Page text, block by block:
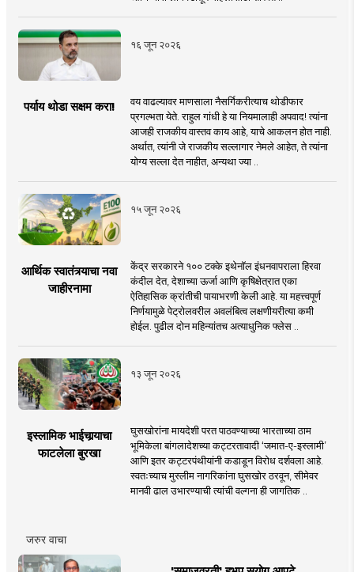
१६ जून २०२६
पर्याय थोडा सक्षम करा!
वय वाढल्यावर माणसाला नैसर्गिकरीत्याच थोडीफार
प्रगल्भता येते. राहुल गांधी हे या नियमालाही अपवाद! त्यांना
आजही राजकीय वास्तव काय आहे, याचे आकलन होत नाही.
अर्थात, त्यांनी जे राजकीय सल्लागार नेमले आहेत, ते त्यांना
योग्य सल्ला देत नाहीत, अन्यथा ज्या ..
१५ जून २०२६
आर्थिक स्वातंत्र्याचा नवा
जाहीरनामा
केंद्र सरकारने १०० टक्के इथेनॉल इंधनवापराला हिरवा
कंदील देत, देशाच्या ऊर्जा आणि कृषिक्षेत्रात एका
ऐतिहासिक क्रांतीची पायाभरणी केली आहे. या महत्त्वपूर्ण
निर्णयामुळे पेट्रोलवरील अवलंबित्व लक्षणीयरीत्या कमी
होईल. पुढील दोन महिन्यांतच अत्याधुनिक फ्लेस ..
१३ जून २०२६
इस्लामिक भाईचार्‍याचा
फाटलेला बुरखा
घुसखोरांना मायदेशी परत पाठवण्याच्या भारताच्या ठाम
भूमिकेला बांगलादेशच्या कट्टरतावादी ‘जमात-ए-इस्लामी’
आणि इतर कट्टरपंथीयांनी कडाडून विरोध दर्शवला आहे.
स्वतःच्याच मुस्लीम नागरिकांना घुसखोर ठरवून, सीमेवर
मानवी ढाल उभारण्याची त्यांची वल्गना ही जागतिक ..
जरुर वाचा